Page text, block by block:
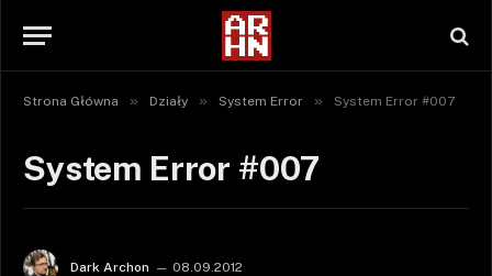
Strona Główna » Działy » System Error » System Error #007
System Error #007
Dark Archon 08.09.2012